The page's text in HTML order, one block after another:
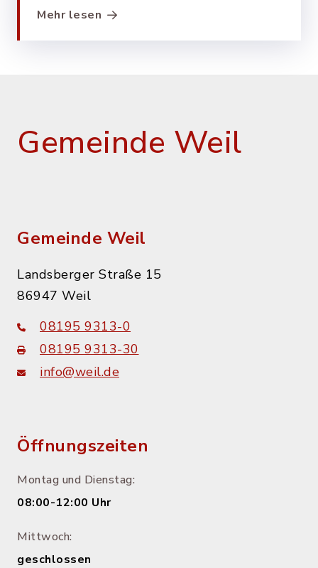
Mehr lesen
Gemeinde Weil
Gemeinde Weil
Landsberger Straße 15
86947 Weil
08195 9313-0
08195 9313-30
info@weil.de
Öffnungszeiten
Montag und Dienstag:
08:00-12:00 Uhr
Mittwoch:
geschlossen